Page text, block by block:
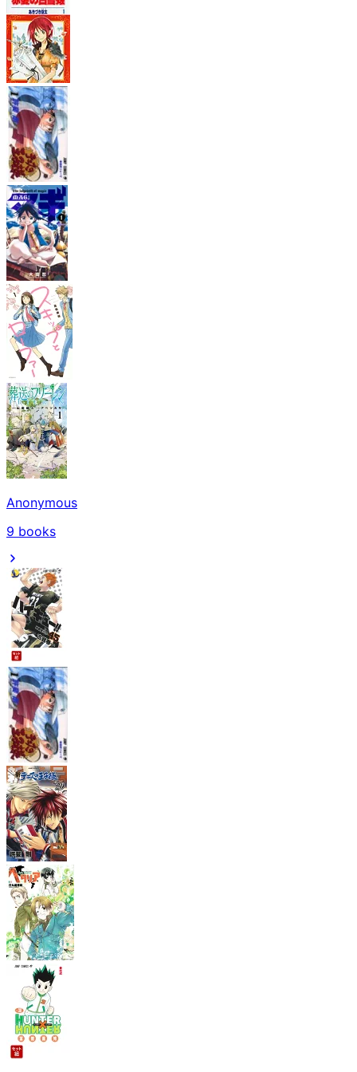
Anonymous
9 books